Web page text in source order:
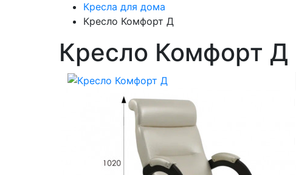
Кресла для дома
Кресло Комфорт Д
Кресло Комфорт Д